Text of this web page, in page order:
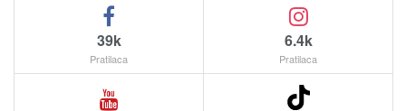
39k
Pratilaca
6.4k
Pratilaca